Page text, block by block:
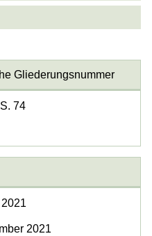
Gliederungsnummer
74
2021